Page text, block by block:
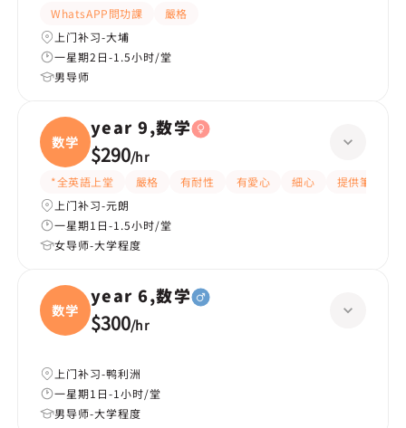
WhatsAPP問功課
嚴格
上门补习-大埔
一星期2日-1.5小时/堂
男导师
数学
year 9,数学
$290/hr
*全英語上堂 嚴格 有耐性 有愛心 細心 提供筆記
上门补习-元朗
一星期1日-1.5小时/堂
女导师-大学程度
数学
year 6,数学
$300/hr
上门补习-鸭利洲
一星期1日-1小时/堂
男导师-大学程度